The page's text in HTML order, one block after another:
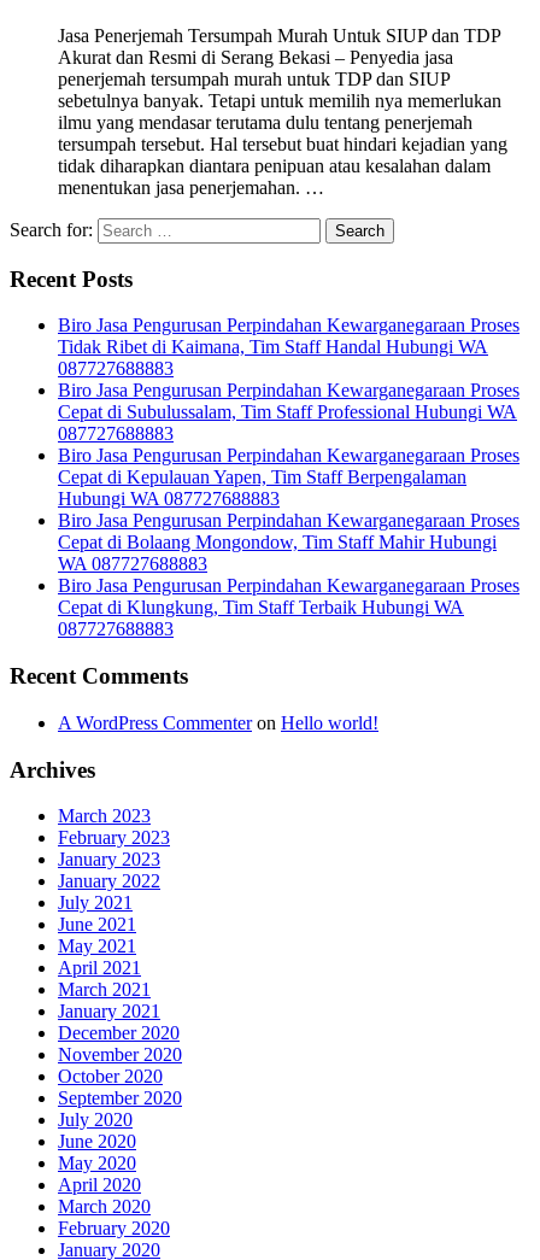
Jasa Penerjemah Tersumpah Murah Untuk SIUP dan TDP
Akurat dan Resmi di Serang Bekasi – Penyedia jasa
penerjemah tersumpah murah untuk TDP dan SIUP
sebetulnya banyak. Tetapi untuk memilih nya memerlukan
ilmu yang mendasar terutama dulu tentang penerjemah
tersumpah tersebut. Hal tersebut buat hindari kejadian yang
tidak diharapkan diantara penipuan atau kesalahan dalam
menentukan jasa penerjemahan. …
Search for:
Recent Posts
Biro Jasa Pengurusan Perpindahan Kewarganegaraan Proses
Tidak Ribet di Kaimana, Tim Staff Handal Hubungi WA
087727688883
Biro Jasa Pengurusan Perpindahan Kewarganegaraan Proses
Cepat di Subulussalam, Tim Staff Professional Hubungi WA
087727688883
Biro Jasa Pengurusan Perpindahan Kewarganegaraan Proses
Cepat di Kepulauan Yapen, Tim Staff Berpengalaman
Hubungi WA 087727688883
Biro Jasa Pengurusan Perpindahan Kewarganegaraan Proses
Cepat di Bolaang Mongondow, Tim Staff Mahir Hubungi
WA 087727688883
Biro Jasa Pengurusan Perpindahan Kewarganegaraan Proses
Cepat di Klungkung, Tim Staff Terbaik Hubungi WA
087727688883
Recent Comments
A WordPress Commenteron Hello world!
Archives
March 2023
February 2023
January 2023
January 2022
July 2021
June 2021
May 2021
April 2021
March 2021
January 2021
December 2020
November 2020
October 2020
September 2020
July 2020
June 2020
May 2020
April 2020
March 2020
February 2020
January 2020